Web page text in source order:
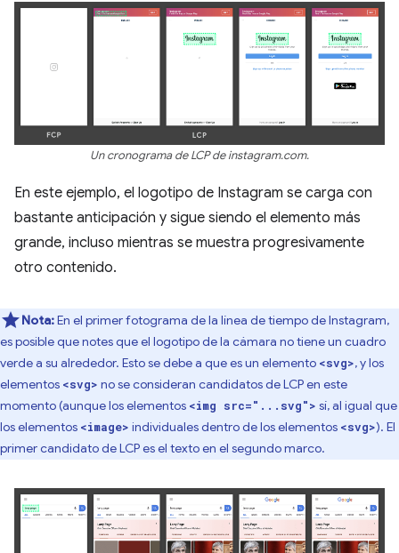
Un cronograma de LCP de instagram.com.
En este ejemplo, el logotipo de Instagram se carga con
bastante anticipación y sigue siendo el elemento más
grande, incluso mientras se muestra progresivamente
otro contenido.
Nota:En el primer fotograma de la línea de tiempo de Instagram,
es posible que notes que el logotipo de la cámara no tiene un cuadro
verde a su alrededor. Esto se debe a que es un elemento <svg>, y los
elementos <svg> no se consideran candidatos de LCP en este
momento (aunque los elementos <img src="...svg"> sí, al igual que
los elementos <image> individuales dentro de los elementos <svg>). El
primer candidato de LCP es el texto en el segundo marco.